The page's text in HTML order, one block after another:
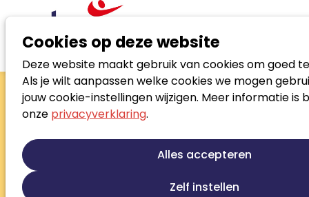
Cookies op deze website
Deze website maakt gebruik van cookies om goed
Als je wilt aanpassen welke cookies we mogen
jouw cookie-instellingen wijzigen. Meer informatie is
onze privacyverklaring.
Alles accepteren
Zelf instellen
Zoek loopbaanspecialist
Tijmen van der
Steenhoven
Is niet zweverig
Loopbaanontwikkeling
Talentontwikkeling
Re-integratie
Re-integratie tweede spoor